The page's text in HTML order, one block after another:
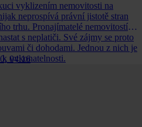
vyklizením nemovitosti na
neprospívá právní jistotě stran
trhu. Pronajímatelé nemovitostí
s neplatiči. Své zájmy se proto
či dohodami. Jednou z nich je
k vykonatelnosti.
04:16